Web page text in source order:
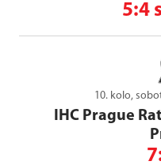
5:4
10. kolo,
IHC Prague